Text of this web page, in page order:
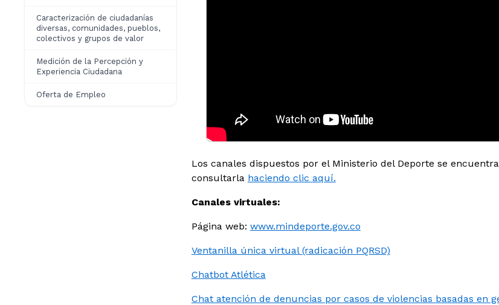
Caracterización de ciudadanías
diversas, comunidades, pueblos,
colectivos y grupos de valor
Medición de la Percepción y
Experiencia Ciudadana
Oferta de Empleo
Los canales dispuestos por el Ministerio del Deporte se
consultarla haciendo clic aquí.
Canales virtuales:
Página web: www.mindeporte.gov.co
Ventanilla única virtual (radicación PQRSD)
Chatbot Atlética
Chat atención de denuncias por casos de violencias basadas en